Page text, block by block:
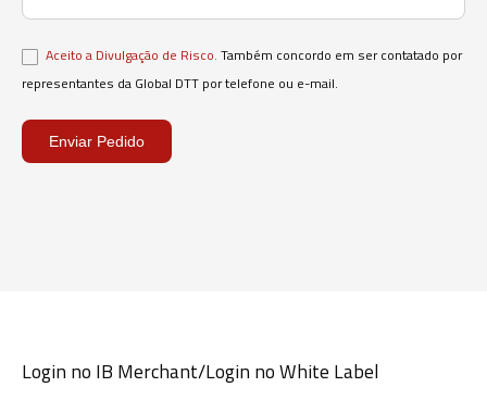
Aceito a Divulgação de Risco. Também concordo em ser contatado por
representantes da Global DTT por telefone ou e-mail.
Enviar Pedido
Login no IB Merchant/Login no White Label